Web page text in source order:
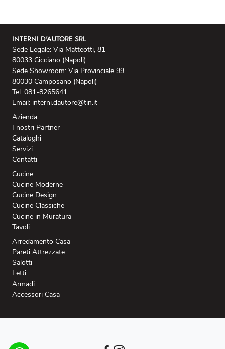
INTERNI D'AUTORE SRL
Sede Legale: Via Matteotti, 81
80033 Cicciano (Napoli)
Sede Showroom: Via Provinciale 99
80030 Camposano (Napoli)
Tel: 081-8265641
Email: interni.dautore@tin.it
Azienda
I nostri Partner
Cataloghi
Servizi
Contatti
Cucine
Cucine Moderne
Cucine Design
Cucine Classiche
Cucine in Muratura
Tavoli
Arredamento Casa
Pareti Attrezzate
Salotti
Letti
Armadi
Accessori Casa